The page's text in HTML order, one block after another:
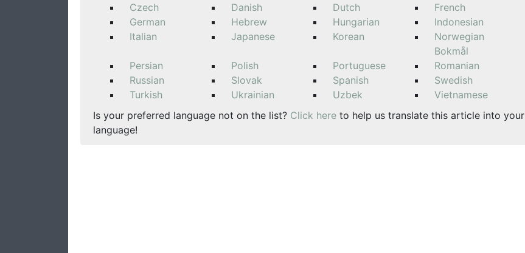
Czech
Danish Dutch
French
German
Hebrew Hungarian
Indonesian
Italian
Japanese Korean
Norwegian
Bokmål
Persian
Polish Portuguese
Romanian
Russian
Slovak Spanish
Swedish
Turkish
Ukrainian Uzbek
Vietnamese
Is your preferred language not on the list? Click here to help us translate this article into your
language!